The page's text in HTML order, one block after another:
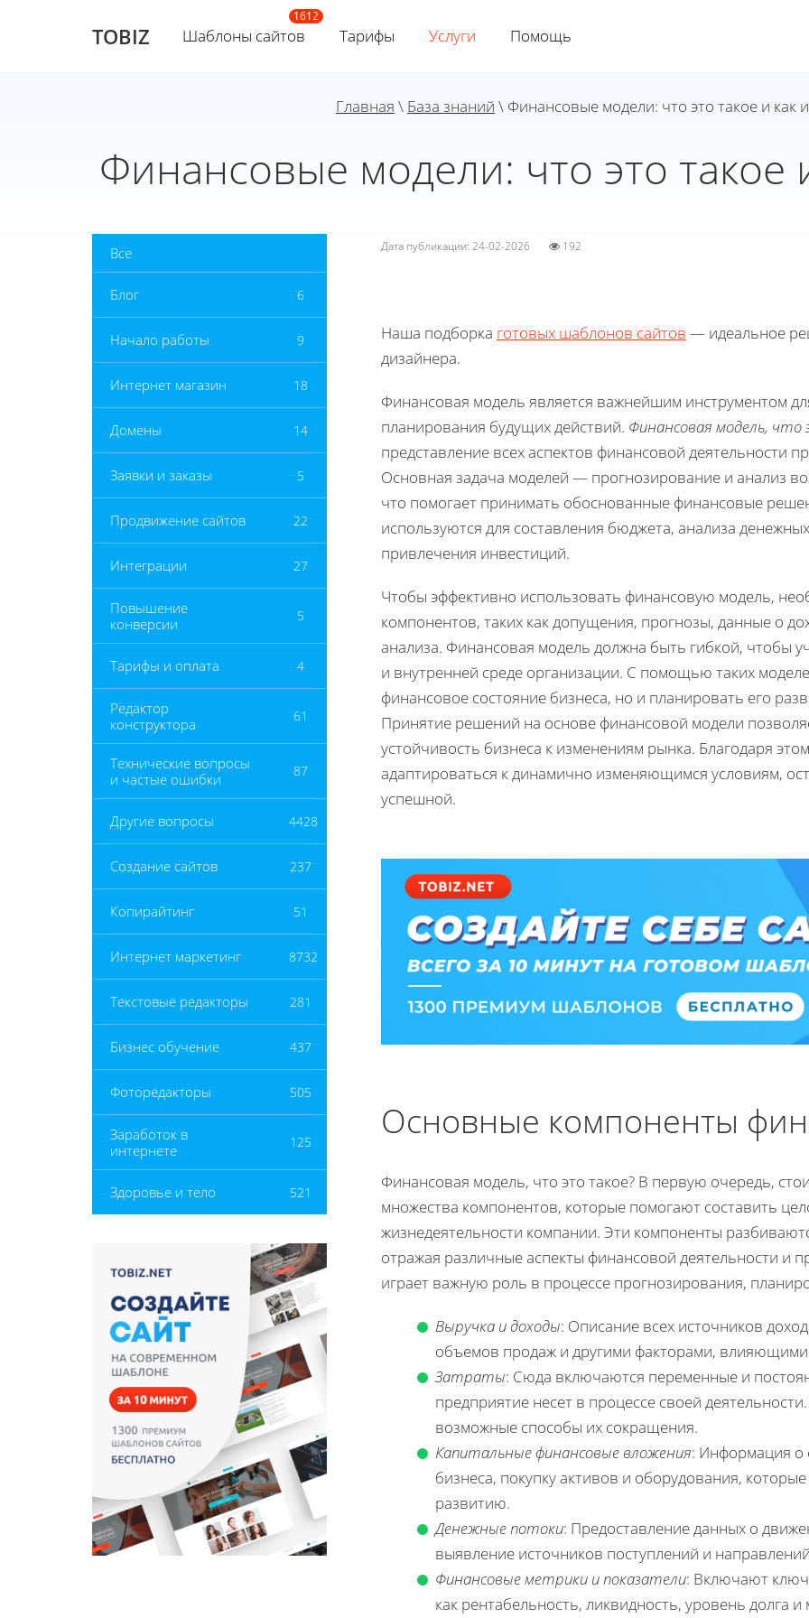
TOBIZ Шаблоны сайтов Тарифы Услуги Помощь
Главная \ База знаний \ Финансовые модели: что это такое и как
Финансовые модели: что это такое
Все
Блог 6
Начало работы 9
Интернет магазин 18
Домены 14
Заявки и заказы 5
Продвижение сайтов 22
Интеграции 27
Повышение
конверсии
5
Тарифы и оплата 4
Редактор
конструктора
61
Технические вопросы
и частые ошибки
87
Другие вопросы 4428
Создание сайтов 237
Копирайтинг 51
Интернет маркетинг 8732
Текстовые редакторы 281
Бизнес обучение 437
Фоторедакторы 505
Заработок в
интернете
125
Здоровье и тело 521
Дата публикации: 24-02-2026 192
Наша подборка готовых шаблонов сайтов — идеальное
дизайнера.
Финансовая модель является важнейшим инструментом
планирования будущих действий. Финансовая модель, что
представление всех аспектов финансовой деятельности
Основная задача моделей — прогнозирование и анализ
что помогает принимать обоснованные финансовые
используются для составления бюджета, анализа
привлечения инвестиций.
Чтобы эффективно использовать финансовую модель,
компонентов, таких как допущения, прогнозы, данные о
анализа. Финансовая модель должна быть гибкой, чтобы
и внутренней среде организации. С помощью таких
финансовое состояние бизнеса, но и планировать его
Принятие решений на основе финансовой модели
устойчивость бизнеса к изменениям рынка. Благодаря
адаптироваться к динамично изменяющимся условиям,
успешной.
Основные компоненты
Финансовая модель, что это такое? В первую очередь,
множества компонентов, которые помогают составить
жизнедеятельности компании. Эти компоненты
отражая различные аспекты финансовой деятельности и
играет важную роль в процессе прогнозирования,
Выручка и доходы: Описание всех источников
объемов продаж и другими факторами, влияющими
Затраты: Сюда включаются переменные и
предприятие несет в процессе своей
возможные способы их сокращения.
Капитальные финансовые вложения: Информация о
бизнеса, покупку активов и оборудования,
развитию.
Денежные потоки: Предоставление данных о
выявление источников поступлений и
Финансовые метрики и показатели: Включают
как рентабельность, ликвидность, уровень долга